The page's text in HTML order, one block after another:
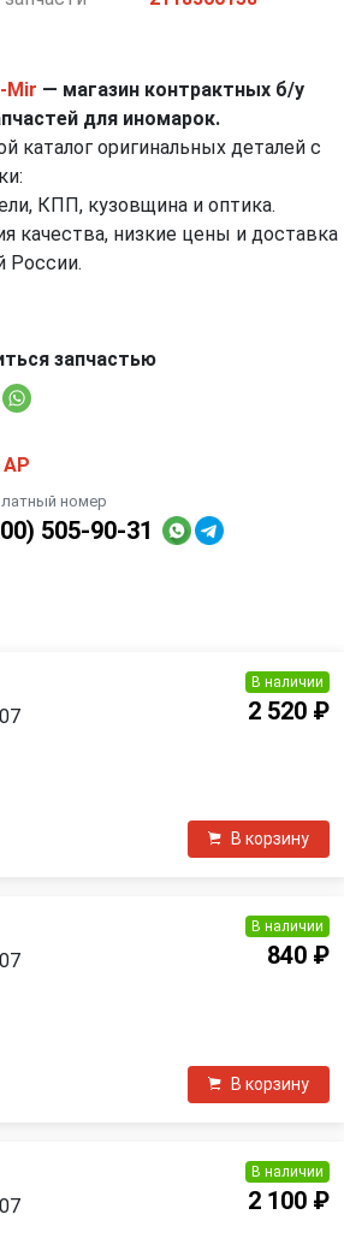
Mir — магазин контрактных б/у
для иномарок.
каталог оригинальных деталей с
КПП, кузовщина и оптика.
качества, низкие цены и доставка
России.
запчастью
AP
номер
505-90-31
В наличии
2 520 ₽
В корзину
В наличии
840 ₽
В корзину
В наличии
2 100 ₽